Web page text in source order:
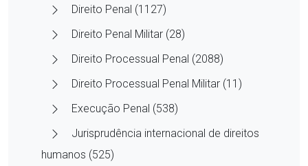
Direito Penal (1127)
Direito Penal Militar (28)
Direito Processual Penal (2088)
Direito Processual Penal Militar (11)
Execução Penal (538)
Jurisprudência internacional de direitos
humanos (525)